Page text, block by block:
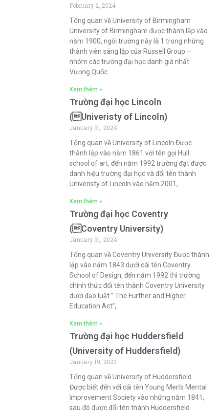
February 2, 2024
Tổng quan về University of Birmingham
University of Birmingham được thành lập vào
năm 1900, ngôi trường này là 1 trong những
thành viên sáng lập của Russell Group –
nhóm các trường đại học danh giá nhất
Vương Quốc
Xem thêm »
Trường đại học Lincoln
(Univeristy of Lincoln)
January 31, 2024
Tổng quan về University of Lincoln Được
thành lập vào năm 1861 với tên gọi Hull
school of art, đến năm 1992 trường đạt được
danh hiệu trường đại học và đổi tên thành
Univeristy of Lincoln vào năm 2001,
Xem thêm »
Trường đại học Coventry
(Coventry University)
January 31, 2024
Tổng quan về Coventry University Được thành
lập vào năm 1843 dưới cái tên Coventry
School of Design, đến năm 1992 thì trường
chính thức đổi tên thành Coventry University
dưới đạo luật ” The Further and Higher
Education Act”,
Xem thêm »
Trường đại học Huddersfield
(University of Huddersfield)
January 19, 2023
Tổng quan về University of Huddersfield
Được biết đến với cái tên Young Men’s Mental
Improvement Society vào những năm 1841,
sau đó được đổi tên thành Huddersfield